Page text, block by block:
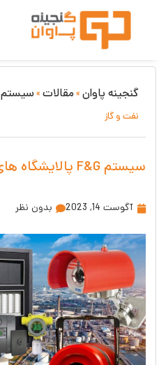
گنجینه پاوان»مقالات»سیستم F&G
نفت و گاز
سیستم F&G پالایشگاه های نفت و گاز
آگوست 14, 2023 بدون نظر